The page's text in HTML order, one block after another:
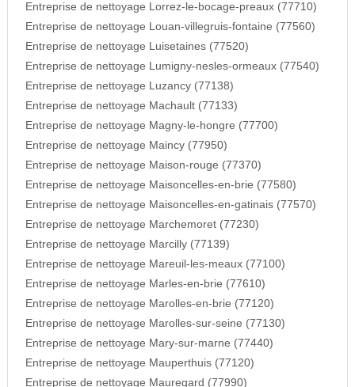
Entreprise de nettoyage Lorrez-le-bocage-preaux (77710)
Entreprise de nettoyage Louan-villegruis-fontaine (77560)
Entreprise de nettoyage Luisetaines (77520)
Entreprise de nettoyage Lumigny-nesles-ormeaux (77540)
Entreprise de nettoyage Luzancy (77138)
Entreprise de nettoyage Machault (77133)
Entreprise de nettoyage Magny-le-hongre (77700)
Entreprise de nettoyage Maincy (77950)
Entreprise de nettoyage Maison-rouge (77370)
Entreprise de nettoyage Maisoncelles-en-brie (77580)
Entreprise de nettoyage Maisoncelles-en-gatinais (77570)
Entreprise de nettoyage Marchemoret (77230)
Entreprise de nettoyage Marcilly (77139)
Entreprise de nettoyage Mareuil-les-meaux (77100)
Entreprise de nettoyage Marles-en-brie (77610)
Entreprise de nettoyage Marolles-en-brie (77120)
Entreprise de nettoyage Marolles-sur-seine (77130)
Entreprise de nettoyage Mary-sur-marne (77440)
Entreprise de nettoyage Mauperthuis (77120)
Entreprise de nettoyage Mauregard (77990)